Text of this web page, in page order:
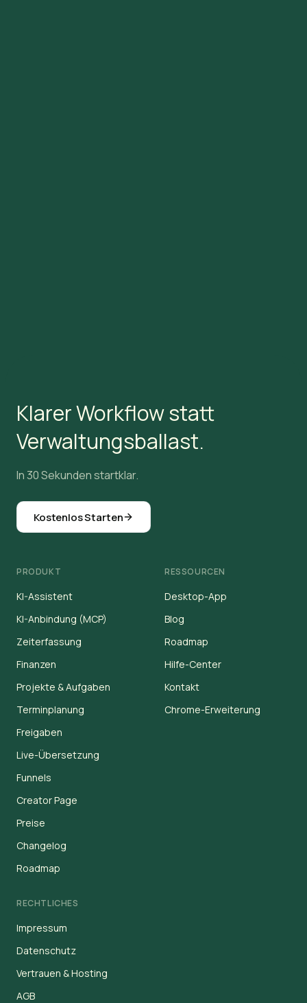
Klarer Workflow statt
Verwaltungsballast.
In 30 Sekunden startklar.
Kostenlos Starten
PRODUKT
KI-Assistent
KI-Anbindung (MCP)
Zeiterfassung
Finanzen
Projekte & Aufgaben
Terminplanung
Freigaben
Live-Übersetzung
Funnels
Creator Page
Preise
Changelog
Roadmap
RESSOURCEN
Desktop-App
Blog
Roadmap
Hilfe-Center
Kontakt
Chrome-Erweiterung
RECHTLICHES
Impressum
Datenschutz
Vertrauen & Hosting
AGB